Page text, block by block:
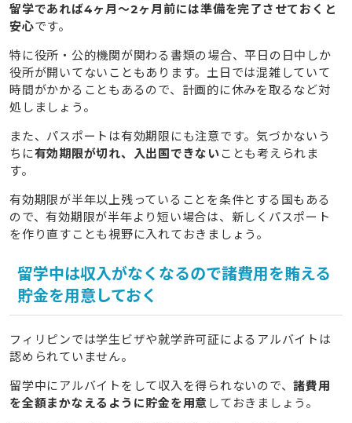
留学であれば4ヶ月〜2ヶ月前には準備を完了させておくと
安心です。
特に役所・公的機関が関わる書類の場合、平日の日中しか
役所が開いてないこともあります。土日では混雑していて
時間がかかることもあるので、計画的に休みを取るなど対
処しましょう。
また、パスポートは有効期限にも注意です。気づかないう
ちに有効期限が切れ、入出国できないことも考えられま
す。
有効期限が半年以上残っていることを条件とする国もある
ので、有効期限が半年より短い場合は、新しくパスポート
を作り直すことも視野に入れておきましょう。
留学中は収入がなくなるので諸費用を賄える
貯金を用意しておく
フィリピンでは学生ビザや就学許可証によるアルバイトは
認められていません。
留学中にアルバイトをして収入を得られないので、諸費用
を全額まかなえるように貯金を用意 しておきましょう。